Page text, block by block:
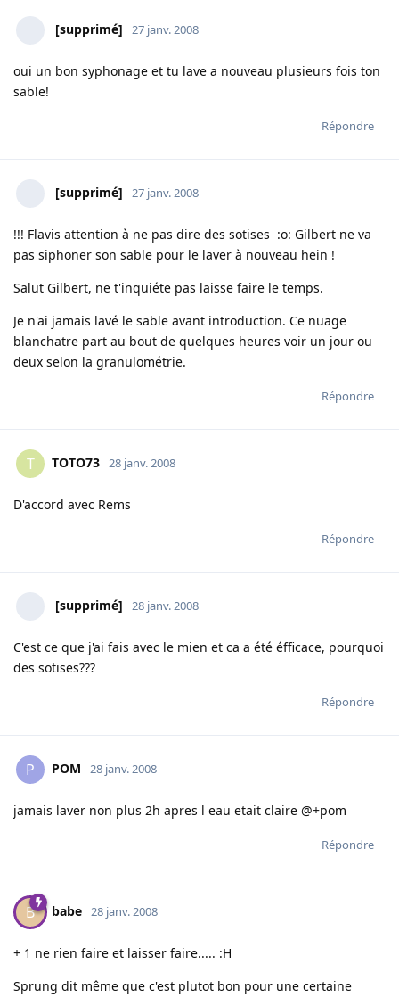
[supprimé] 27 janv. 2008
oui un bon syphonage et tu lave a nouveau plusieurs fois ton
sable!
Répondre
[supprimé] 27 janv. 2008
!!! Flavis attention à ne pas dire des sotises :o: Gilbert ne va
pas siphoner son sable pour le laver à nouveau hein !
Salut Gilbert, ne t'inquiéte pas laisse faire le temps.
Je n'ai jamais lavé le sable avant introduction. Ce nuage
blanchatre part au bout de quelques heures voir un jour ou
deux selon la granulométrie.
Répondre
T TOTO73 28 janv. 2008
D'accord avec Rems
Répondre
[supprimé] 28 janv. 2008
C'est ce que j'ai fais avec le mien et ca a été éfficace, pourquoi
des sotises???
Répondre
P POM 28 janv. 2008
jamais laver non plus 2h apres l eau etait claire @+pom
Répondre
B babe 28 janv. 2008
+ 1 ne rien faire et laisser faire..... :H
Sprung dit même que c'est plutot bon pour une certaine